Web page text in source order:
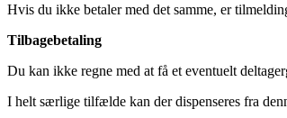
Hvis du ikke betaler med det samme, er
Tilbagebetaling
Du kan ikke regne med at få et eventuelt
I helt særlige tilfælde kan der dispenseres fra